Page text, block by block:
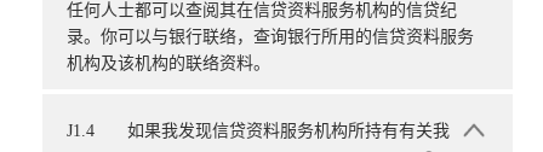
任何人士都可以查阅其在信贷资料服务机构的信贷纪
录。你可以与银行联络，查询银行所用的信贷资料服务
机构及该机构的联络资料。
J1.4
如果我发现信贷资料服务机构所持有有关我